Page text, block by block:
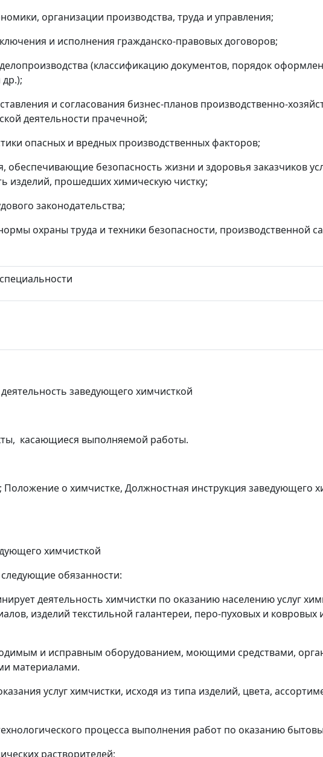
организации производства, труда и управления;
и исполнения гражданско-правовых договоров;
(классификацию документов, порядок
и согласования бизнес-планов производственно-
деятельности прачечной;
опасных и вредных производственных факторов;
обеспечивающие безопасность жизни и здоровья заказчиков
изделий, прошедших химическую чистку;
законодательства;
охраны труда и техники безопасности, производственной
заведующего химчисткой
касающиеся выполняемой работы.
о химчистке, Должностная инструкция заведующего
химчисткой
обязанности:
деятельность химчистки по оказанию населению услуг
изделий текстильной галантереи, перо-пуховых и ковровых
и исправным оборудованием, моющими средствами,
материалами.
услуг химчистки, исходя из типа изделий, цвета,
процесса выполнения работ по оказанию
растворителей;